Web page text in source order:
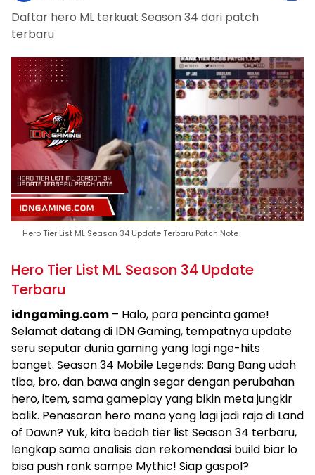
Daftar hero ML terkuat Season 34 dari patch
terbaru
Hero Tier List ML Season 34 Update Terbaru Patch Note
Hero Tier List ML Season 34 Update
Terbaru
idngaming.com – Halo, para pencinta game!
Selamat datang di IDN Gaming, tempatnya update
seru seputar dunia gaming yang lagi nge-hits
banget. Season 34 Mobile Legends: Bang Bang udah
tiba, bro, dan bawa angin segar dengan perubahan
hero, item, sama gameplay yang bikin meta jungkir
balik. Penasaran hero mana yang lagi jadi raja di Land
of Dawn? Yuk, kita bedah tier list Season 34 terbaru,
lengkap sama analisis dan rekomendasi build biar lo
bisa push rank sampe Mythic! Siap gaspol?